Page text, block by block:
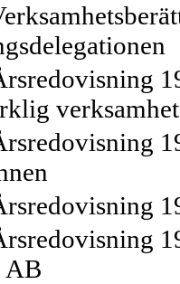
verksamhet
AB